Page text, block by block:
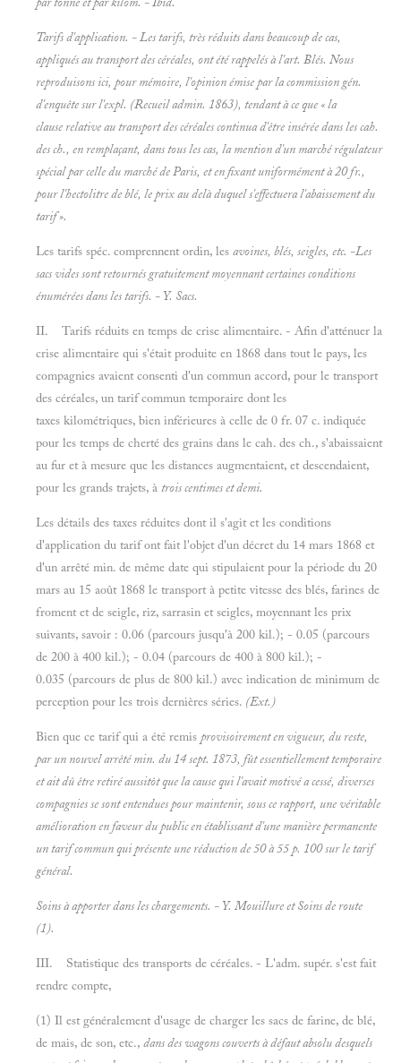
Tarifs d'application. - Les tarifs, très réduits dans beaucoup de cas,
appliqués au transport des céréales, ont été rappelés à l'art. Blés. Nous
reproduisons ici, pour mémoire, l'opinion émise par la commission gén.
d'enquête sur l'expl. (Recueil admin. 1863), tendant à ce que « la
clause relative au transport des céréales continua d'être insérée dans les cah.
des ch., en remplaçant, dans tous les cas, la mention d'un marché régulateur
spécial par celle du marché de Paris, et en fixant uniformément à 20 fr.,
pour l'hectolitre de blé, le prix au delà duquel s'effectuera l'abaissement du
tarif».
Les tarifs spéc. comprennent ordin, les avoines, blés, seigles, etc. -Les
sacs vides sont retournés gratuitement moyennant certaines conditions
énumérées dans les tarifs. - Y. Sacs.
II. Tarifs réduits en temps de crise alimentaire. - Afin d'atténuer la
crise alimentaire qui s'était produite en 1868 dans tout le pays, les
compagnies avaient consenti d'un commun accord, pour le transport
des céréales, un tarif commun temporaire dont les
taxes kilométriques, bien inférieures à celle de 0 fr. 07 c. indiquée
pour les temps de cherté des grains dans le cah. des ch., s'abaissaient
au fur et à mesure que les distances augmentaient, et descendaient,
pour les grands trajets, à trois centimes et demi.
Les détails des taxes réduites dont il s'agit et les conditions
d'application du tarif ont fait l'objet d'un décret du 14 mars 1868 et
d'un arrêté min. de même date qui stipulaient pour la période du 20
mars au 15 août 1868 le transport à petite vitesse des blés, farines de
froment et de seigle, riz, sarrasin et seigles, moyennant les prix
suivants, savoir : 0.06 (parcours jusqu'à 200 kil.); - 0.05 (parcours
de 200 à 400 kil.); - 0.04 (parcours de 400 à 800 kil.); -
0.035 (parcours de plus de 800 kil.) avec indication de minimum de
perception pour les trois dernières séries. (Ext.)
Bien que ce tarif qui a été remis provisoirement en vigueur, du reste,
par un nouvel arrêté min. du 14 sept. 1873, fût essentiellement temporaire
et ait dû être retiré aussitôt que la cause qui l'avait motivé a cessé, diverses
compagnies se sont entendues pour maintenir, sous ce rapport, une véritable
amélioration en faveur du public en établissant d'une manière permanente
un tarif commun qui présente une réduction de 50 à 55 p. 100 sur le tarif
général.
Soins à apporter dans les chargements. - Y. Mouillure etSoins de route
(1).
III. Statistique des transports de céréales. - L'adm. supér. s'est fait
rendre compte,
(1) Il est généralement d'usage de charger les sacs de farine, de blé,
de mais, de son, etc., dans des wagons couverts à défaut absolu desquels